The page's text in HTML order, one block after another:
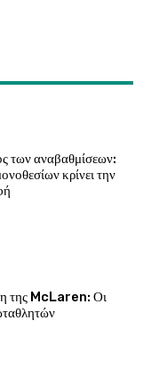
των αναβαθμίσεων:
κρίνει την
της McLaren: Οι